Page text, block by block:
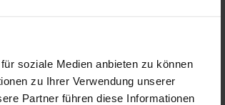
soziale Medien anbieten zu können
zu Ihrer Verwendung unserer
Partner führen diese Informationen